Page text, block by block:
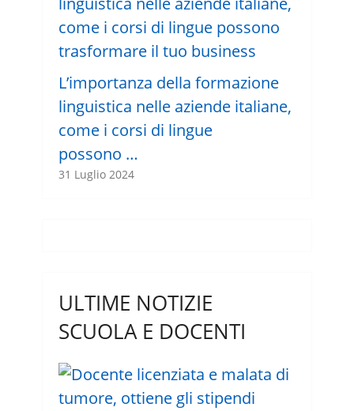
L’importanza della formazione
linguistica nelle aziende italiane,
come i corsi di lingue
possono …
31 Luglio 2024
ULTIME NOTIZIE
SCUOLA E DOCENTI